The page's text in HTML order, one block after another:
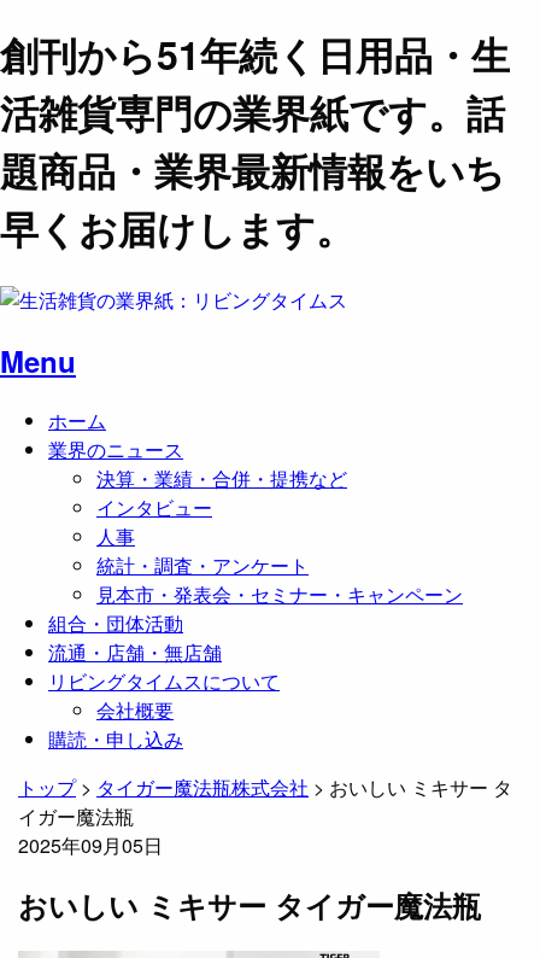
創刊から51年続く日用品・生
活雑貨専門の業界紙です。話
題商品・業界最新情報をいち
早くお届けします。
Menu
ホーム
業界のニュース
決算・業績・合併・提携など
インタビュー
人事
統計・調査・アンケート
見本市・発表会・セミナー・キャンペーン
組合・団体活動
流通・店舗・無店舗
リビングタイムスについて
会社概要
購読・申し込み
トップ> タイガー魔法瓶株式会社 > おいしい ミキサー タ
イガー魔法瓶
2025年09月05日
おいしい ミキサー タイガー魔法瓶